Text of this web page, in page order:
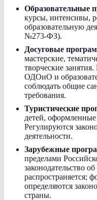
Образовательные
курсы, интенсивы,
образовательную
№273-ФЗ).
Досуговые
мастерские,
творческие
ОДОиО и
соблюдать общие
требования.
Туристические
детей, оформленные
Регулируются
деятельности.
Зарубежные
пределами
законодательство
распространяется;
определяются
страны.